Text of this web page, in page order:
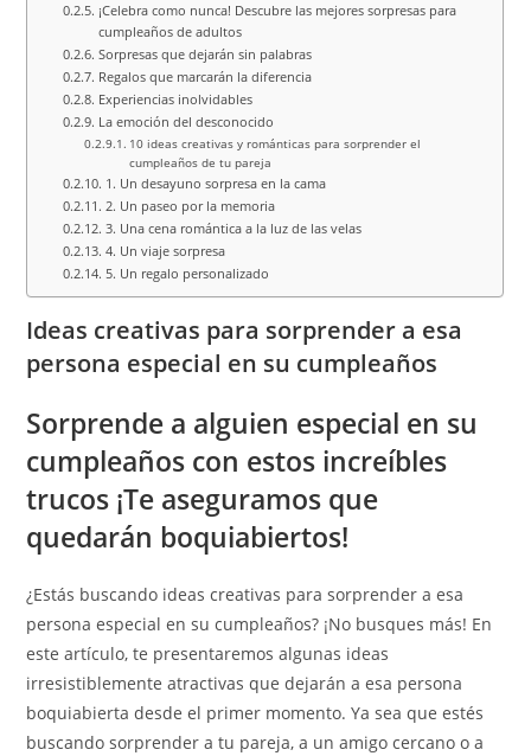
¡Celebra como nunca! Descubre las mejores sorpresas para
cumpleaños de adultos
Sorpresas que dejarán sin palabras
Regalos que marcarán la diferencia
Experiencias inolvidables
La emoción del desconocido
10 ideas creativas y románticas para sorprender el
cumpleaños de tu pareja
1. Un desayuno sorpresa en la cama
2. Un paseo por la memoria
3. Una cena romántica a la luz de las velas
4. Un viaje sorpresa
5. Un regalo personalizado
Ideas creativas para sorprender a esa
persona especial en su cumpleaños
Sorprende a alguien especial en su
cumpleaños con estos increíbles
trucos ¡Te aseguramos que
quedarán boquiabiertos!
¿Estás buscando ideas creativas para sorprender a esa
persona especial en su cumpleaños? ¡No busques más! En
este artículo, te presentaremos algunas ideas
irresistiblemente atractivas que dejarán a esa persona
boquiabierta desde el primer momento. Ya sea que estés
buscando sorprender a tu pareja, a un amigo cercano o a